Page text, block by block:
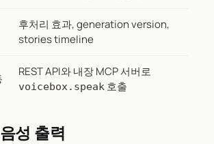
후처리 효과, generation version,
stories timeline
REST API와 내장 MCP 서버로
voicebox.speak 호출
성 출력